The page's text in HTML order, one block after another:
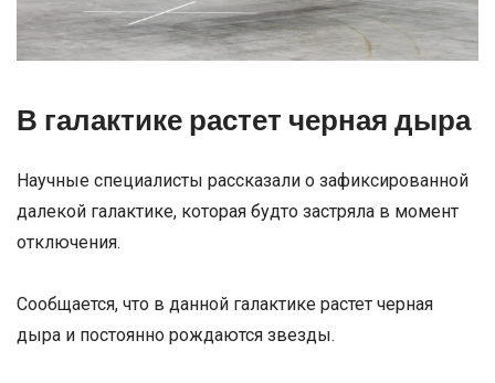
В галактике растет черная дыра
Научные специалисты рассказали о зафиксированной
далекой галактике, которая будто застряла в момент
отключения.
Сообщается, что в данной галактике растет черная
дыра и постоянно рождаются звезды.